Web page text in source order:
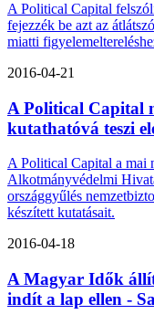
A Political Capital
fejezzék be azt az
miatti
2016-04-21
A Political Capital
kutathatóvá teszi
A Political Capital a mai
Alkotmányvédelmi
országgyűlés
készített kutatásait.
2016-04-18
A Magyar Idők
indít a lap ellen -